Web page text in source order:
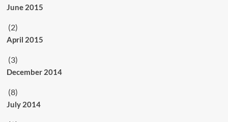
June 2015
(2)
April 2015
(3)
December 2014
(8)
July 2014